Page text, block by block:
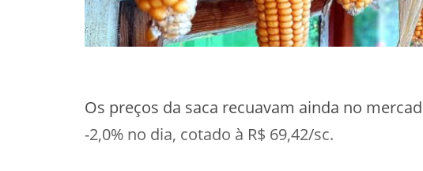
Os preços da saca recuavam ainda no
-2,0% no dia, cotado à R$ 69,42/sc.